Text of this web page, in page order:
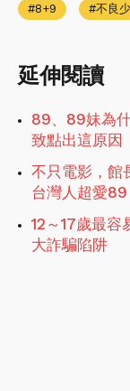
8+9 不良
延伸閱讀
89、89妹為
致點出這原因
不只電影，館
台灣人超愛89
12～17歲最
大詐騙陷阱